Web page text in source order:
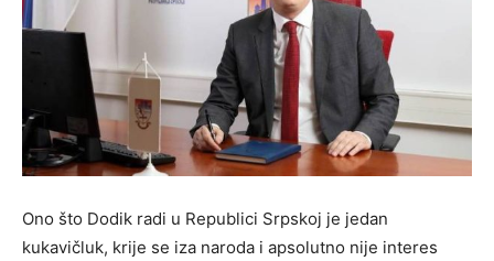
Ono što Dodik radi u Republici Srpskoj je jedan
kukavičluk, krije se iza naroda i apsolutno nije interes